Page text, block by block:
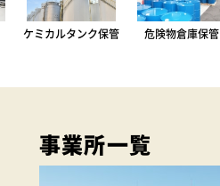
ケミカルタンク保管 危険物倉庫保管
事業所一覧